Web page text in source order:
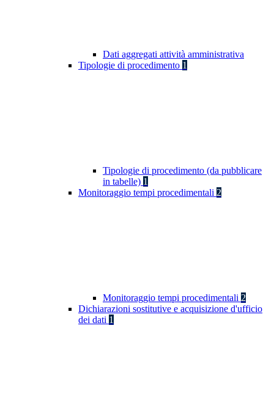
Dati aggregati attività amministrativa
Tipologie di procedimento 1
Tipologie di procedimento (da pubblicare
in tabelle) 1
Monitoraggio tempi procedimentali 2
Monitoraggio tempi procedimentali 2
Dichiarazioni sostitutive e acquisizione d'ufficio
dei dati 1